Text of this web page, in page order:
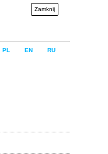
Zamknij
PL EN RU